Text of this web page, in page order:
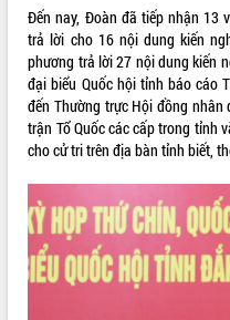
Khởi động Dự án Đầu tư xây dựng hạ
tầng kỹ thuật Cụm công nghiệp Tân
Tiến
Gặp mặt các cơ quan báo chí nhân Kỷ
niệm 101 năm Ngày Báo chí Cách
mạng Việt Nam
Đắk Lắk sơ kết 4 năm triển khai thực
hiện Đề án 06 của Chính phủ
Họp báo thông tin về Hội nghị Công bố
Quy hoạch và Xúc tiến đầu tư tỉnh
Lắk
Khơi thông điểm nghẽn, đẩy nhanh
Đến nay, Đoàn đã tiếp nhận 13
trả lời cho 16 nội dung kiến
phương trả lời 27 nội dung kiến
đại biểu Quốc hội tỉnh báo cáo
đến Thường trực Hội đồng
trận Tổ Quốc các cấp trong tỉnh
cho cử tri trên địa bàn tỉnh biết,